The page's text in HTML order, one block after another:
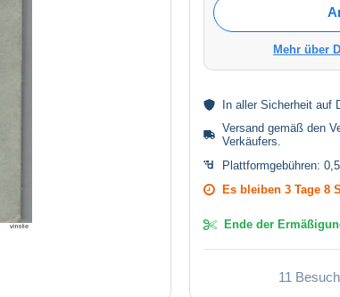
Mehr über
In aller Sicherheit auf
Versand gemäß den
Verkäufers
Plattformgebühren:
Es bleiben 3 Tage 8
Ende der
11